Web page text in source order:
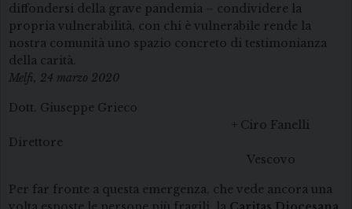
diffondersi della grave pandemia – condividere la
propria vulnerabilità, con chi è vulnerabile rende la
nostra comunità uno spazio concreto di testimonianza
della carità.
Melfi, 24 marzo 2020
Dott. Giuseppe Grieco
+ Ciro Fanelli
Direttore
Vescovo
Per far fronte a questa emergenza, che vede ancora una